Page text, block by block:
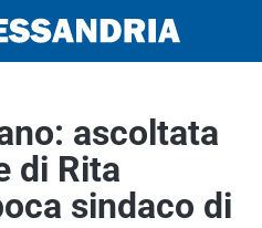
ascoltata
di Rita
sindaco di